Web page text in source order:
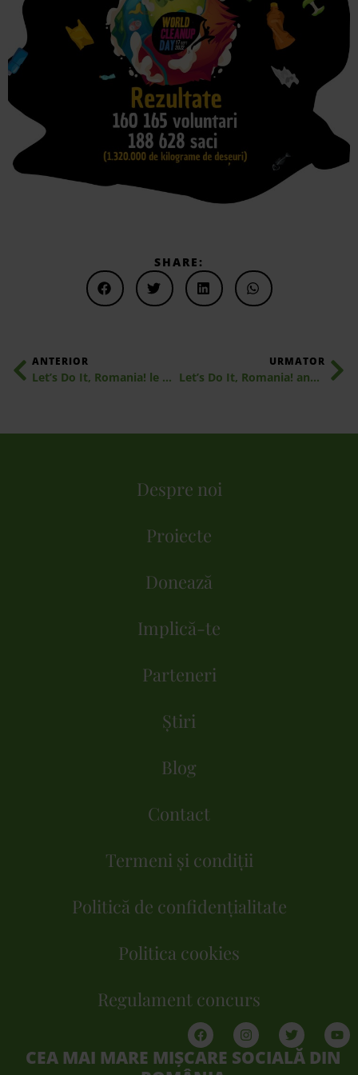
SHARE:
ANTERIOR
Let’s Do It, Romania! le dă întâlnire locuitorilor României, pe 17 septembrie, la Ziua de Curățenie Națională
URMATOR
Let’s Do It, Romania! anunță Ziua de Curățenie Națională pe 16 septembrie alături de 191 de țări: peste 15 milioane de voluntari sunt așteptați la curățenie în întreaga lume
Despre noi
Proiecte
Donează
Implică-te
Parteneri
Știri
Blog
Contact
Termeni și condiții
Politică de confidențialitate
Politica cookies
Regulament concurs
CEA MAI MARE MIȘCARE SOCIALĂ DIN